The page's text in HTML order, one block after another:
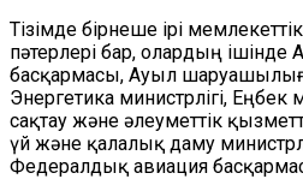
Тізімде бірнеше ірі
пәтерлері бар, олардың ішінде
басқармасы, Ауыл
Энергетика министрлігі, Еңбек
сақтау және әлеуметтік
үй және қалалық даму
Федералдық авиация